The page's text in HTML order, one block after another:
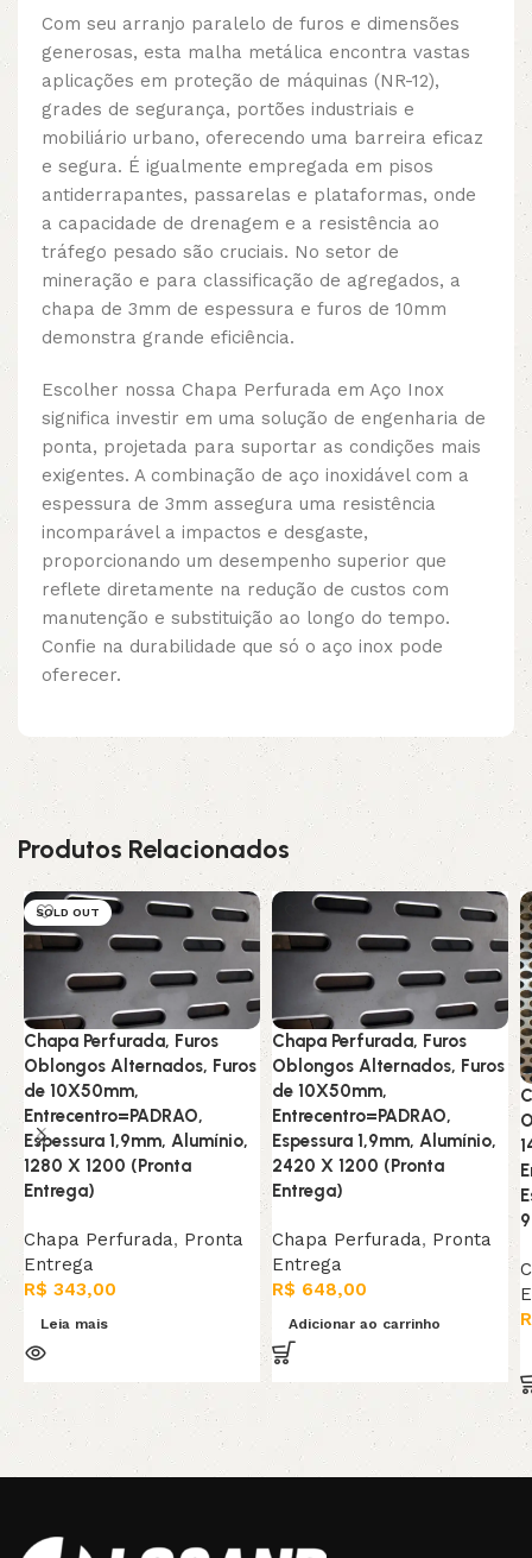
Com seu arranjo paralelo de furos e dimensões
generosas, esta malha metálica encontra vastas
aplicações em proteção de máquinas (NR-12),
grades de segurança, portões industriais e
mobiliário urbano, oferecendo uma barreira eficaz
e segura. É igualmente empregada em pisos
antiderrapantes, passarelas e plataformas, onde
a capacidade de drenagem e a resistência ao
tráfego pesado são cruciais. No setor de
mineração e para classificação de agregados, a
chapa de 3mm de espessura e furos de 10mm
demonstra grande eficiência.
Escolher nossa Chapa Perfurada em Aço Inox
significa investir em uma solução de engenharia de
ponta, projetada para suportar as condições mais
exigentes. A combinação de aço inoxidável com a
espessura de 3mm assegura uma resistência
incomparável a impactos e desgaste,
proporcionando um desempenho superior que
reflete diretamente na redução de custos com
manutenção e substituição ao longo do tempo.
Confie na durabilidade que só o aço inox pode
oferecer.
Produtos Relacionados
SOLD OUT
Chapa Perfurada, Furos
Oblongos Alternados, Furos
de 10X50mm,
Entrecentro=PADRAO,
Espessura 1,9mm, Alumínio,
1280 X 1200 (Pronta
Entrega)
Chapa Perfurada, Pronta
Entrega
R$ 343,00
Leia mais
Chapa Perfurada, Furos
Oblongos Alternados, Furos
de 10X50mm,
Entrecentro=PADRAO,
Espessura 1,9mm, Alumínio,
2420 X 1200 (Pronta
Entrega)
Chapa Perfurada, Pronta
Entrega
R$ 648,00
Adicionar ao carrinho